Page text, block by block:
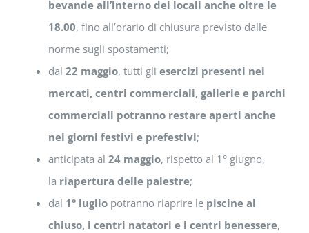
bevande all’interno dei locali anche oltre le
18.00, fino all’orario di chiusura previsto dalle
norme sugli spostamenti;
dal 22 maggio, tutti gli esercizi presenti nei
mercati, centri commerciali, gallerie e parchi
commerciali potranno restare aperti anche
nei giorni festivi e prefestivi;
anticipata al 24 maggio, rispetto al 1° giugno,
la riapertura delle palestre;
dal 1° lugliopotranno riaprire le piscine al
chiuso, i centri natatori e i centri benessere,